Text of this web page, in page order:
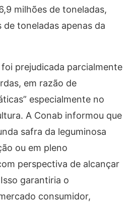
milhões de toneladas,
toneladas apenas da
prejudicada parcialmente
em razão de
especialmente no
A Conab informou que
safra da leguminosa
ou em pleno
perspectiva de alcançar
garantiria o
consumidor,